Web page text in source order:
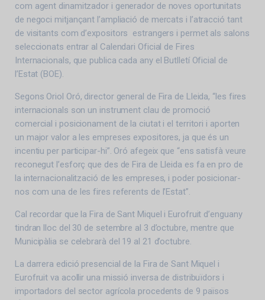
com agent dinamitzador i generador de noves oportunitats
de negoci mitjançant l’ampliació de mercats i l’atracció tant
de visitants com d’expositors estrangers i permet als salons
seleccionats entrar al Calendari Oficial de Fires
Internacionals, que publica cada any el Butlletí Oficial de
l’Estat (BOE).
Segons Oriol Oró, director general de Fira de Lleida, “les fires
internacionals son un instrument clau de promoció
comercial i posicionament de la ciutat i el territori i aporten
un major valor a les empreses expositores, ja que és un
incentiu per participar-hi”. Oró afegeix que “ens satisfà veure
reconegut l’esforç que des de Fira de Lleida es fa en pro de
la internacionalització de les empreses, i poder posicionar-
nos com una de les fires referents de l’Estat”.
Cal recordar que la Fira de Sant Miquel i Eurofruit d’enguany
tindran lloc del 30 de setembre al 3 d’octubre, mentre que
Municipàlia se celebrarà del 19 al 21 d’octubre.
La darrera edició presencial de la Fira de Sant Miquel i
Eurofruit va acollir una missió inversa de distribuïdors i
importadors del sector agrícola procedents de 9 països